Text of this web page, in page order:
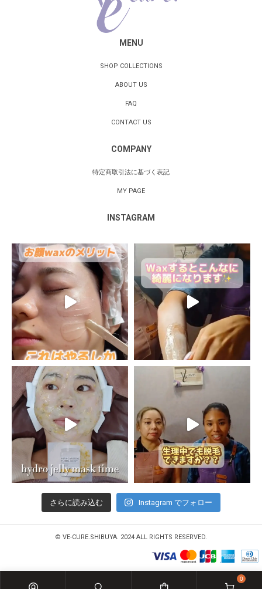
MENU
SHOP COLLECTIONS
ABOUT US
FAQ
CONTACT US
COMPANY
特定商取引法に基づく表記
MY PAGE
INSTAGRAM
さらに読み込む Instagram でフォロー
© VE-CURE.SHIBUYA. 2024 ALL RIGHTS RESERVED.
0